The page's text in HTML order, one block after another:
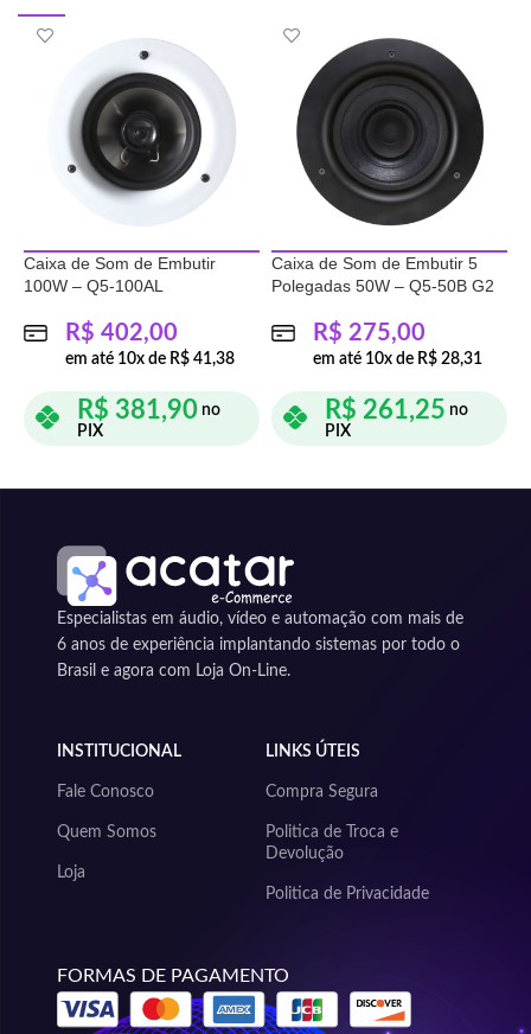
Caixa de Som de Embutir
100W – Q5-100AL
R$ 402,00
em até 10x de R$ 41,38
R$ 381,90 no
PIX
Caixa de Som de Embutir 5
Polegadas 50W – Q5-50B G2
R$ 275,00
em até 10x de R$28,31
R$ 261,25 no
PIX
Especialistas em áudio, vídeo e automação com mais de
6 anos de experiência implantando sistemas por todo o
Brasil e agora com Loja On-Line.
INSTITUCIONAL
Fale Conosco
Quem Somos
Loja
LINKS ÚTEIS
Compra Segura
Politica de Troca e
Devolução
Politica de Privacidade
FORMAS DE PAGAMENTO